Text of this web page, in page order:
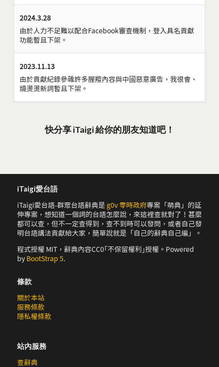
2024.3.28
由於人力不足難以配合Facebook審查機制，登入具名貢獻
功能暫且下架。
2023.11.13
由於貢獻紀錄參雜許多腥羶內容與中國惡意廣告，我很會、
燒燙燙新詞暫且下架。
快分享 iTaigi 給你的朋友知道吧！
iTaigi愛台語
iTaigi愛台語-群眾台語辭典是 g0v 零時政府專案「萌典」的延
伸專案，想知道一個詞的台語怎麼說，來這裡查就對了！甚麼
都可以查，但不一定查得到，查不到時可以發問，或者自己發
明台語講法貢獻給大家，簡單說就是「自己的辭典自己編」。
程式授權 MIT，辭典內容CC0｢不保留權利｣授權。Powered
by BootStrap 5.
條款
關於本站
服務條款
隱私權條款
站內服務
查辭典